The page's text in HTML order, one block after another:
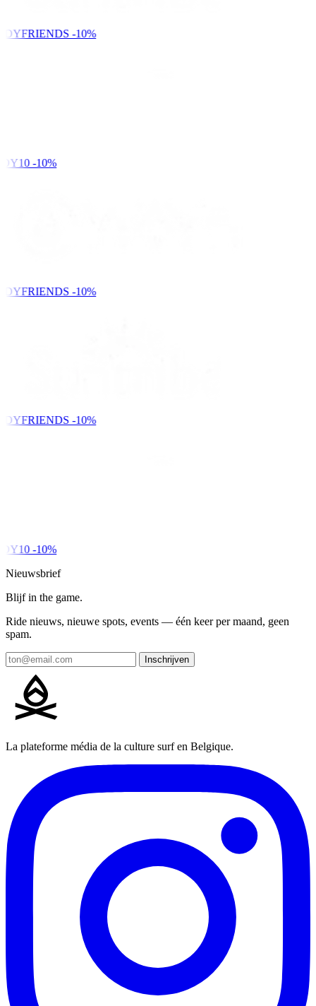
-10%
-10%
-10%
-10%
-10%
Nieuwsbrief
Blijf in the game.
Ride nieuws, nieuwe spots, events — één keer per maand, geen
spam.
Inschrijven
La plateforme média de la culture surf en Belgique.